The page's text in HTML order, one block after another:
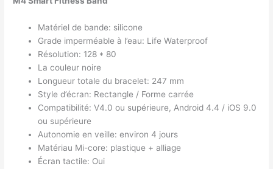
Matériel de bande: silicone
Grade imperméable à l’eau: Life Waterproof
Résolution: 128 * 80
La couleur noire
Longueur totale du bracelet: 247 mm
Style d’écran: Rectangle / Forme carrée
Compatibilité: V4.0 ou supérieure, Android 4.4 / iOS 9.0
ou supérieure
Autonomie en veille: environ 4 jours
Matériau Mi-core: plastique + alliage
Écran tactile: Oui